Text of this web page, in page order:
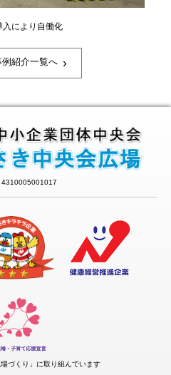
入により自働化
紹介一覧へ ›
4310005001017
づくり」に取り組んでいます